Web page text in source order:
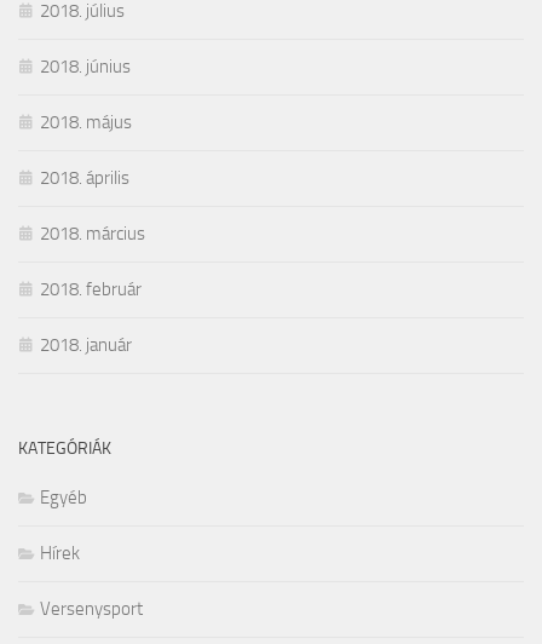
2018. július
2018. június
2018. május
2018. április
2018. március
2018. február
2018. január
KATEGÓRIÁK
Egyéb
Hírek
Versenysport